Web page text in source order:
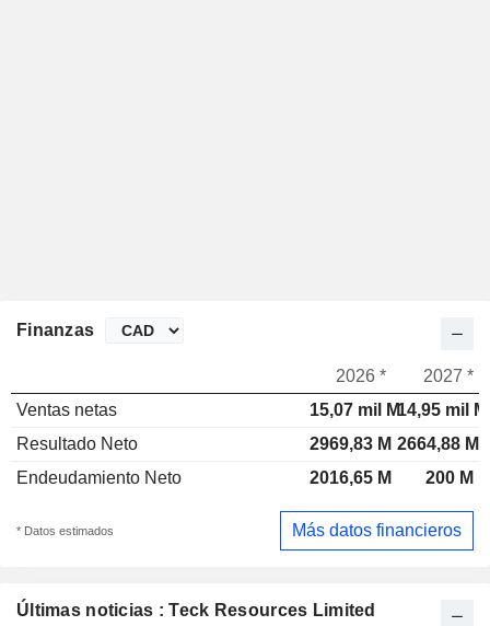
Últimas noticias : Teck Resources Limited
Finanzas
2026 *
2027 *
Ventas netas
15,07 mil M14,95 mil M
Resultado Neto
2969,83 M 2664,88 M
Endeudamiento Neto
2016,65 M 200 M
* Datos estimados Más datos financieros